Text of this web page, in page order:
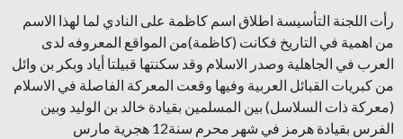
رأت اللجنة التأسيسة اطلاق اسم كاظمة على النادي لما لهذا الاسم
من اهمية في التاريخ فكانت (كاظمة)من المواقع المعروفه لدى
العرب في الجاهلية وصدر الاسلام وقد سكنتها قبيلتا أياد وبكر بن وائل
من كبريات القبائل العربية وفيها وقعت المعركة الفاصلة في الاسلام
(معركة ذات السلاسل) بين المسلمين بقيادة خالد بن الوليد وبين
الفرس بقيادة هرمز في شهر محرم سنة12 هجرية مارس